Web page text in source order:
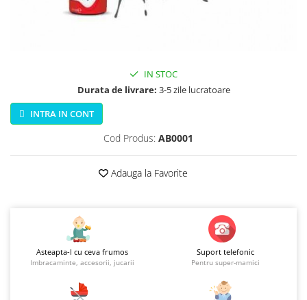
Jucarii si jocuri exterior
Kituri constructie si pictura
Machete auto Diecast
Masini, trenuri, avioane
Masinute Radiocomanda
Accesorii
Biciclete fara pedale
Role, patine cu rotile
IN STOC
Durata de livrare: 3-5 zile lucratoare
INTRA IN CONT
Cod Produs: AB0001
Adauga la Favorite
Asteapta-l cu ceva frumos
Imbracaminte, accesorii, jucarii
Suport telefonic
Pentru super-mamici